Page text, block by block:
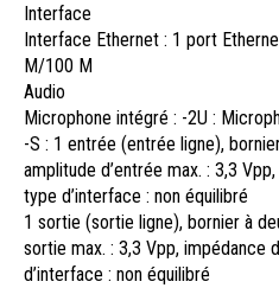
Interface
Interface Ethernet : 1 port
M/100 M
Audio
Microphone intégré : -2U :
-S : 1 entrée (entrée ligne),
amplitude d’entrée max. : 3,3
type d’interface : non équilibré
1 sortie (sortie ligne), bornier à
sortie max. : 3,3 Vpp, impédance
d’interface : non équilibré